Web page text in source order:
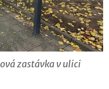
zastávka v ulici